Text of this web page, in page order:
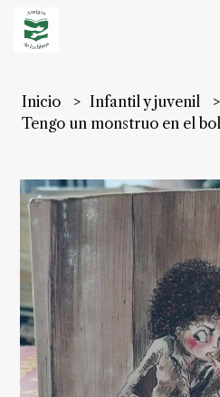
Inicio
Infantil y juvenil
Tengo un monstruo en el